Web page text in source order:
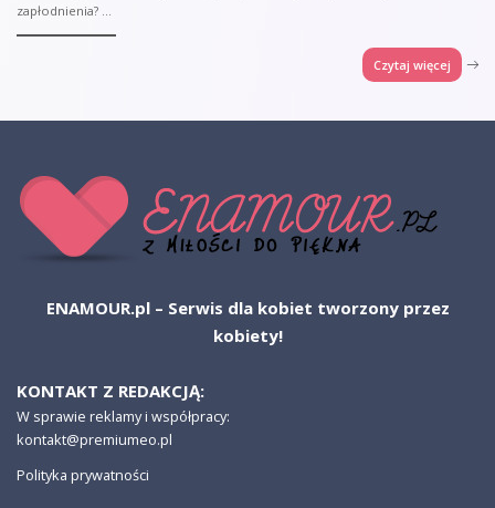
zapłodnienia?
Czytaj więcej
ENAMOUR.pl – Serwis dla kobiet tworzony przez
kobiety!
KONTAKT Z REDAKCJĄ:
W sprawie reklamy i współpracy:
kontakt@premiumeo.pl
Polityka prywatności